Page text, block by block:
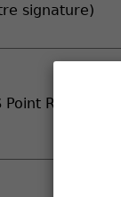
signature)
Point Relais